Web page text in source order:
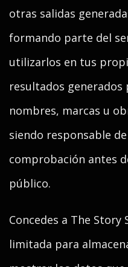
otras salidas
formando parte del
utilizarlos en tus
resultados
nombres, marcas u
siendo responsable
comprobación antes
público.
Concedes a The Story
limitada para